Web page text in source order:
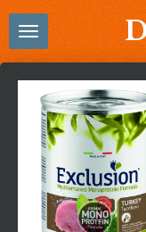
Ga
direct
hoofdinhoud